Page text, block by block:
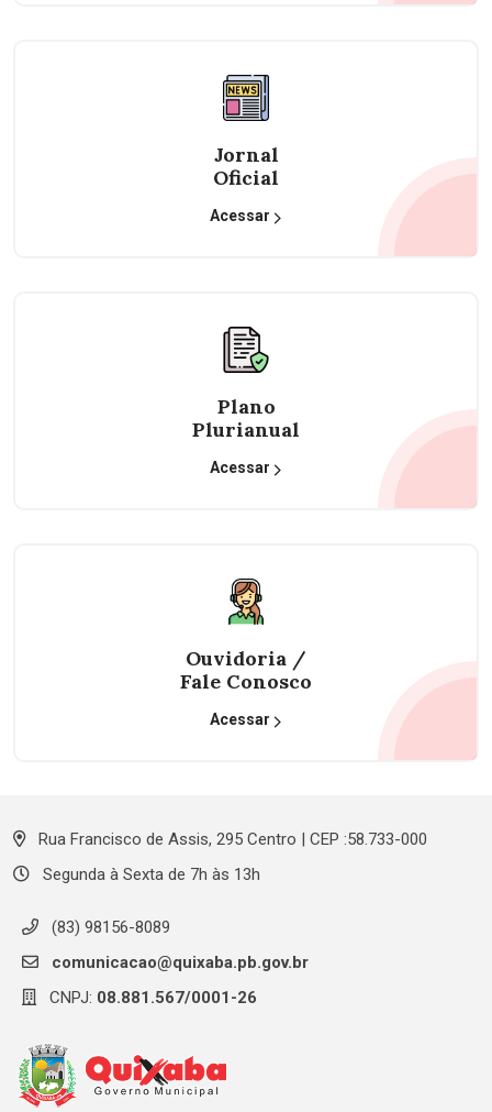
Jornal
Oficial
Acessar
Plano
Plurianual
Acessar
Ouvidoria /
Fale Conosco
Acessar
Rua Francisco de Assis, 295 Centro | CEP :58.733-000
Segunda à Sexta de 7h às 13h
(83) 98156-8089
comunicacao@quixaba.pb.gov.br
CNPJ: 08.881.567/0001-26